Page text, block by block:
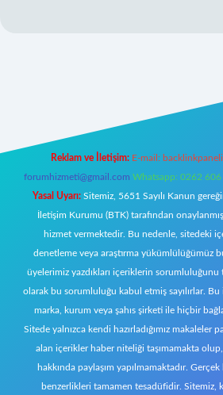
Reklam ve İletişim: E-mail:
forumhizmeti@gmail.com Whatsapp: 0262
Yasal Uyarı: Sitemiz, 5651 Sayılı Kanun
İletişim Kurumu (BTK) tarafından
hizmet vermektedir. Bu nedenle, sitedeki
denetleme veya araştırma yükümlülüğümüz
üyelerimiz yazdıkları içeriklerin sorumluluğunu
olarak bu sorumluluğu kabul etmiş sayılırlar.
marka, kurum veya şahıs şirketi ile hiçbir
Sitede yalnızca kendi hazırladığımız makaleler
alan içerikler haber niteliği taşımamakta
hakkında paylaşım yapılmamaktadır.
benzerlikleri tamamen tesadüfidir. Sitemiz,